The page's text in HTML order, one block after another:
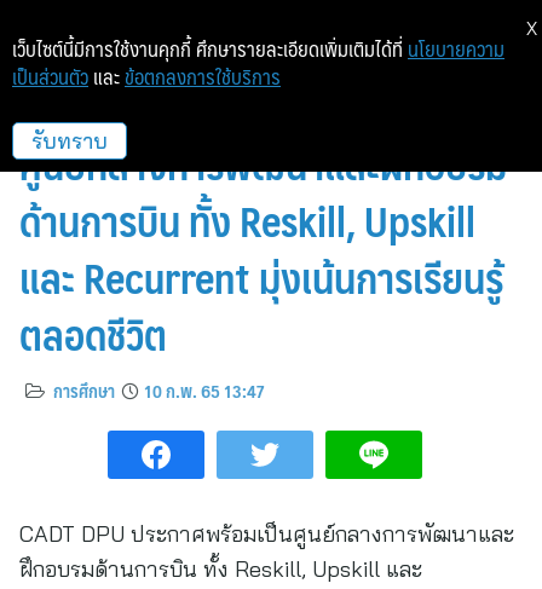
CADT DPU ประกาศพร้อมเป็น
ศูนย์กลางการพัฒนาและฝึกอบรม
ด้านการบิน ทั้ง Reskill, Upskill
และ Recurrent มุ่งเน้นการเรียนรู้
ตลอดชีวิต
การศึกษา 10 ก.พ. 65 13:47
CADT DPU ประกาศพร้อมเป็นศูนย์กลางการพัฒนาและ
ฝึกอบรมด้านการบิน ทั้ง Reskill, Upskill และ
เว็บไซต์นี้มีการใช้งานคุกกี้ ศึกษารายละเอียดเพิ่มเติมได้ที่ นโยบายความ
เป็นส่วนตัว และ ข้อตกลงการใช้บริการ
รับทราบ
X